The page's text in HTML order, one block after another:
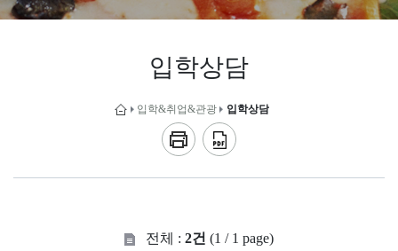
입학상담
입학&취업&관광 입학상담
전체 : 2건 (1 / 1 page)